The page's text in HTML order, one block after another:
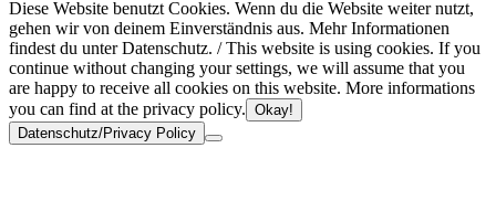
Diese Website benutzt Cookies. Wenn du die Website weiter nutzt,
gehen wir von deinem Einverständnis aus. Mehr Informationen
findest du unter Datenschutz. / This website is using cookies. If you
continue without changing your settings, we will assume that you
are happy to receive all cookies on this website. More informations
you can find at the privacy policy. Okay!
Datenschutz/Privacy Policy